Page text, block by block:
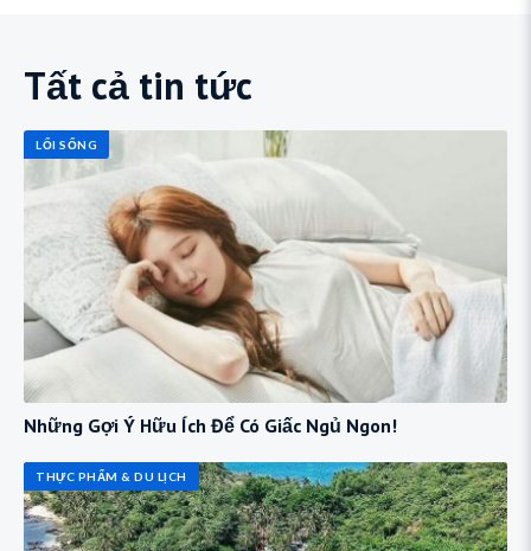
Tất cả tin tức
LỐI SỐNG
Những Gợi Ý Hữu Ích Để Có Giấc Ngủ Ngon!
THỰC PHẨM & DU LỊCH